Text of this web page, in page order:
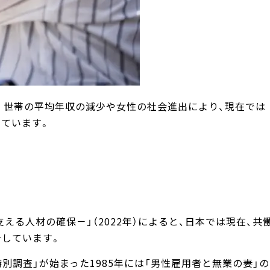
帯の平均年収の減少や女性の社会進出により、現在では
います。
人材の確保－」（2022年）によると、日本では現在、共
ています。
調査」が始まった1985年には「男性雇用者と無業の妻」の